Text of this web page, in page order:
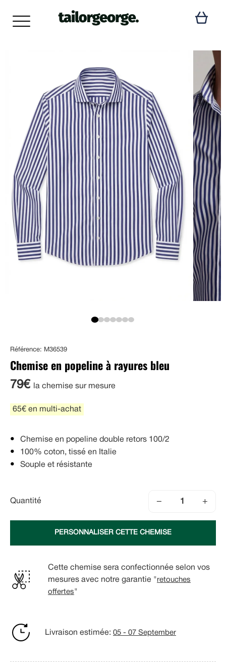
Référence: M36539
Chemise en popeline à rayures bleu
79€ la chemise sur mesure
65€ en multi-achat
Chemise en popeline double retors 100/2
100% coton, tissé en Italie
Souple et résistante
Quantité − +
PERSONNALISER CETTE CHEMISE
Cette chemise sera confectionnée selon vos
mesures avec notre garantie " retouches
offertes"
Livraison estimée: 05 - 07 September